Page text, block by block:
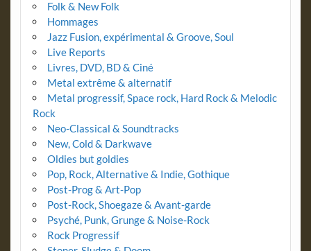
Folk & New Folk
Hommages
Jazz Fusion, expérimental & Groove, Soul
Live Reports
Livres, DVD, BD & Ciné
Metal extrême & alternatif
Metal progressif, Space rock, Hard Rock & Melodic
Rock
Neo-Classical & Soundtracks
New, Cold & Darkwave
Oldies but goldies
Pop, Rock, Alternative & Indie, Gothique
Post-Prog & Art-Pop
Post-Rock, Shoegaze & Avant-garde
Psyché, Punk, Grunge & Noise-Rock
Rock Progressif